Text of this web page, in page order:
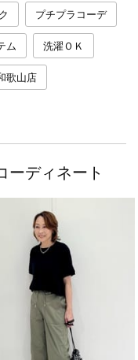
プチプラコーデ
ム 洗濯ＯＫ
歌山店
ーディネート